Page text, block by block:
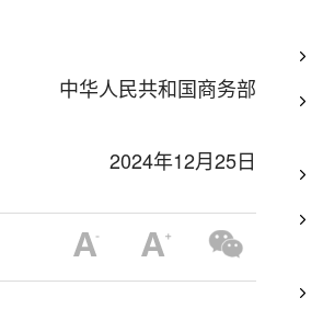
中华人民共和国商务部
2024年12月25日